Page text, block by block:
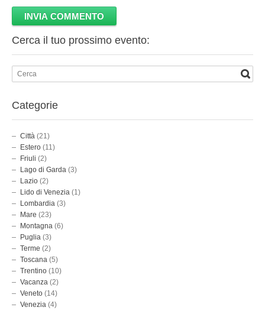
Cerca il tuo prossimo evento:
Categorie
Città (21)
Estero (11)
Friuli (2)
Lago di Garda (3)
Lazio (2)
Lido di Venezia (1)
Lombardia (3)
Mare (23)
Montagna (6)
Puglia (3)
Terme (2)
Toscana (5)
Trentino (10)
Vacanza (2)
Veneto (14)
Venezia (4)